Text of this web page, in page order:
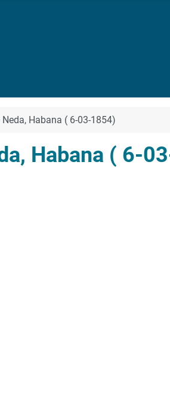
Habana ( 6-03-1854)
Habana ( 6-